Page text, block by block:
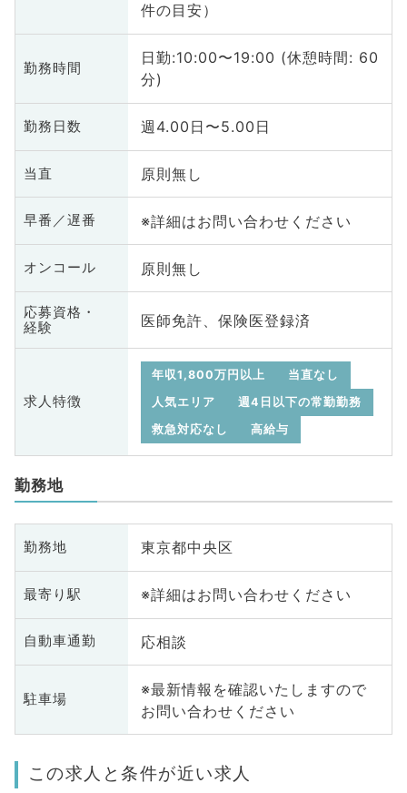
件の目安）
勤務時間
日勤:10:00〜19:00 (休憩時間: 60
分)
勤務日数 週4.00日〜5.00日
当直 原則無し
早番／遅番 ※詳細はお問い合わせください
オンコール 原則無し
応募資格・
経験
医師免許、保険医登録済
求人特徴
年収1,800万円以上
当直なし
人気エリア
週4日以下の常勤勤務
救急対応なし
高給与
勤務地
勤務地 東京都中央区
最寄り駅 ※詳細はお問い合わせください
自動車通勤 応相談
駐車場
※最新情報を確認いたしますので
お問い合わせください
この求人と条件が近い求人